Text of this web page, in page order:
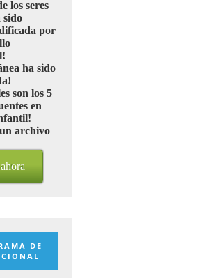
los seres
sido
por
ha sido
son los 5
en
archivo
DE